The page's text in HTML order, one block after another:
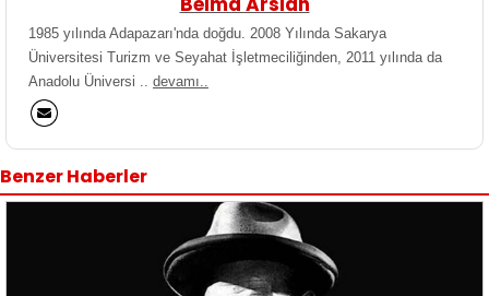
1985 yılında Adapazarı'nda doğdu. 2008 Yılında Sakarya
Üniversitesi Turizm ve Seyahat İşletmeciliğinden, 2011 yılında da
Anadolu Üniversi .. devamı..
Benzer Haberler